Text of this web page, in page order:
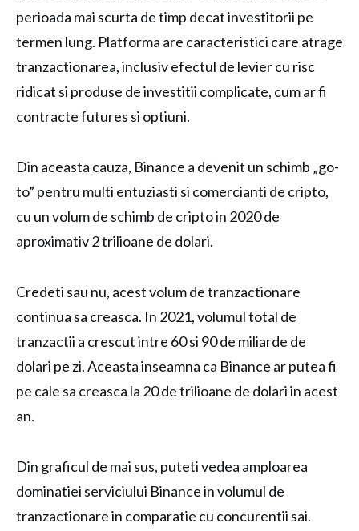
perioada mai scurta de timp decat investitorii pe
termen lung. Platforma are caracteristici care atrage
tranzactionarea, inclusiv efectul de levier cu risc
ridicat si produse de investitii complicate, cum ar fi
contracte futures si optiuni.
Din aceasta cauza, Binance a devenit un schimb „go-
to” pentru multi entuziasti si comercianti de cripto,
cu un volum de schimb de cripto in 2020 de
aproximativ 2 trilioane de dolari.
Credeti sau nu, acest volum de tranzactionare
continua sa creasca. In 2021, volumul total de
tranzactii a crescut intre 60 si 90 de miliarde de
dolari pe zi. Aceasta inseamna ca Binance ar putea fi
pe cale sa creasca la 20 de trilioane de dolari in acest
an.
Din graficul de mai sus, puteti vedea amploarea
dominatiei serviciului Binance in volumul de
tranzactionare in comparatie cu concurentii sai.